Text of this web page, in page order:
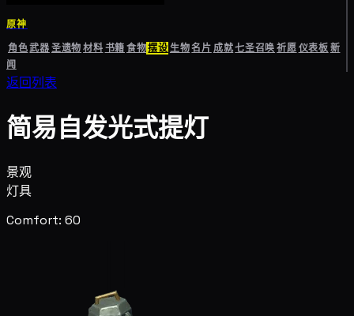
原神
角色武器圣遗物材料书籍食物摆设生物名片成就七圣召唤祈愿仪表板新
闻
返回列表
简易自发光式提灯
景观
灯具
Comfort: 60